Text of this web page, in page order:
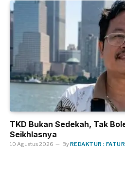
TKD Bukan Sedekah, Tak
Seikhlasnya
10 Agustus 2026 ByREDAKTUR :